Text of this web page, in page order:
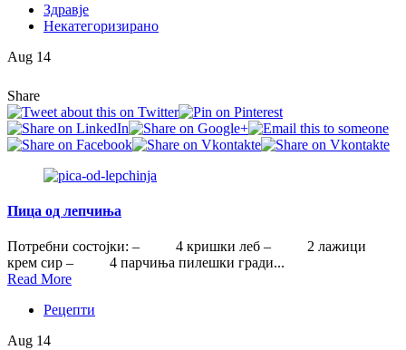
Здравје
Некатегоризирано
Aug 14
Share
Пица од лепчиња
Потребни состојки: – 4 кришки леб – 2 лажици
крем сир – 4 парчиња пилешки гради...
Read More
Рецепти
Aug 14